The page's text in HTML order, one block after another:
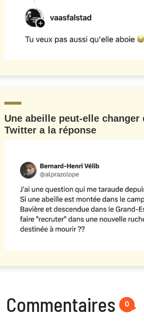
Une abeille peut-elle changer
Twitter a la réponse
Commentaires 0